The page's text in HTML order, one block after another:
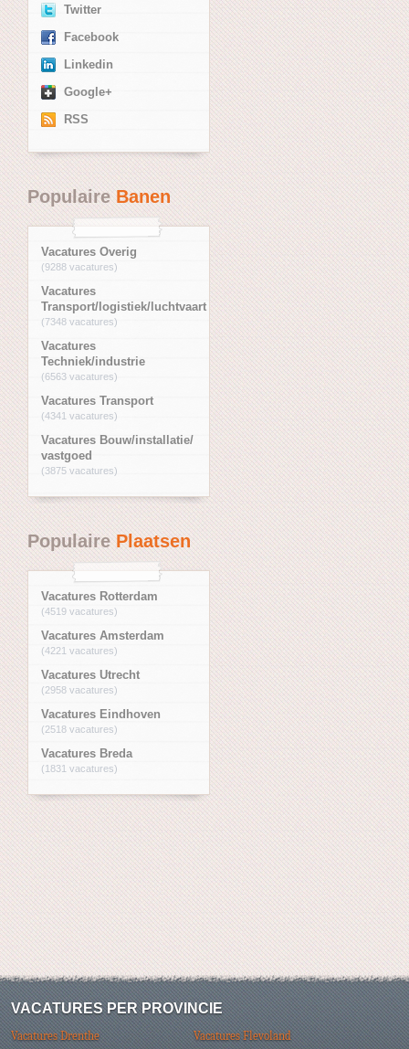
Twitter
Facebook
Linkedin
Google+
RSS
PopulaireBanen
Vacatures Overig
(9288 vacatures)
Vacatures
Transport/logistiek/luchtvaart
(7348 vacatures)
Vacatures
Techniek/industrie
(6563 vacatures)
Vacatures Transport
(4341 vacatures)
Vacatures Bouw/installatie/
vastgoed
(3875 vacatures)
PopulairePlaatsen
Vacatures Rotterdam
(4519 vacatures)
Vacatures Amsterdam
(4221 vacatures)
Vacatures Utrecht
(2958 vacatures)
Vacatures Eindhoven
(2518 vacatures)
Vacatures Breda
(1831 vacatures)
VACATURES PER PROVINCIE
Vacatures Drenthe Vacatures Flevoland